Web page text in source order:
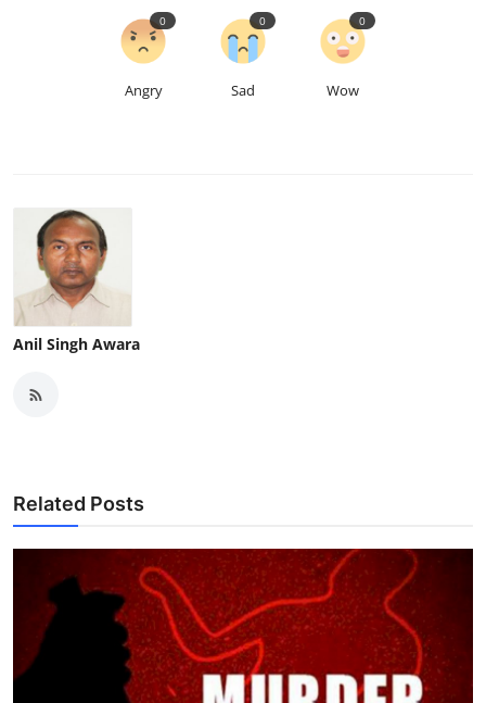
Angry
0
Sad
0
Wow
0
Anil Singh Awara
Related Posts